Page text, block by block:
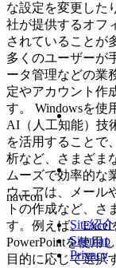
な設定を変更した
社が提供するオフ
されていることが
多くのユーザーが
ータ管理などの業
定やアカウント作
す。 Windowsを使
AI（人工知能）技
を活用することで
析など、さまざま
ムーズで効率的な
ウェアは、メール
トの作成など、さ
す。例えば、Excel
PowerPointを使用
目的に応じて選択
navcon
Site紹介
Sitemap
Privacy